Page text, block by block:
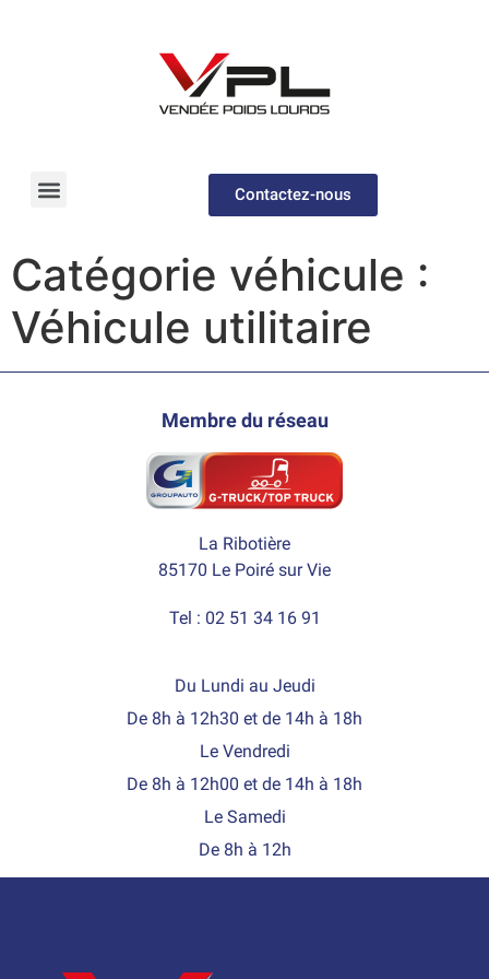
Contactez-nous
Catégorie véhicule :
Véhicule utilitaire
Membre du réseau
La Ribotière
85170 Le Poiré sur Vie
Tel : 02 51 34 16 91
Du Lundi au Jeudi
De 8h à 12h30 et de 14h à 18h
Le Vendredi
De 8h à 12h00 et de 14h à 18h
Le Samedi
De 8h à 12h